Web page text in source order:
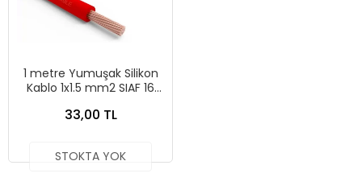
1 metre Yumuşak Silikon
Kablo 1x1.5 mm2 SIAF 16
33,00 TL
STOKTA YOK